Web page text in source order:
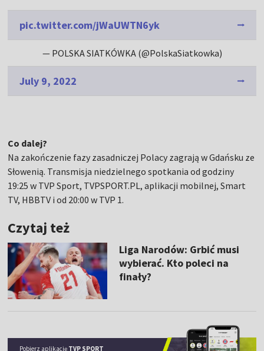
pic.twitter.com/jWaUWTN6yk
— POLSKA SIATKÓWKA (@PolskaSiatkowka)
July 9, 2022
Co dalej?
Na zakończenie fazy zasadniczej Polacy zagrają w Gdańsku ze
Słowenią. Transmisja niedzielnego spotkania od godziny
19:25 w TVP Sport, TVPSPORT.PL, aplikacji mobilnej, Smart
TV, HBBTV i od 20:00 w TVP 1.
Czytaj też
Liga Narodów: Grbić musi
wybierać. Kto poleci na
finały?
Pobierz aplikację TVP SPORT